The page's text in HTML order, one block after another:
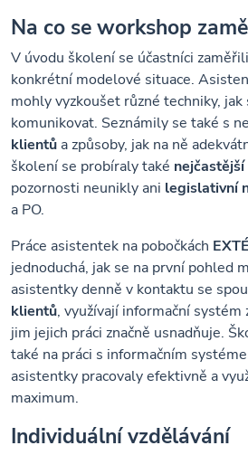
Na co se workshop
V úvodu školení se účastníci
konkrétní modelové situace.
mohly vyzkoušet různé techniky,
komunikovat. Seznámily se také s
klientů a způsoby, jak na ně
školení se probíraly také nejčastější
pozornosti neunikly ani legislativní
a PO.
Práce asistentek na pobočkách
jednoduchá, jak se na první pohled
asistentky denně v kontaktu se
klientů, využívají informační systém
jim jejich práci značně usnadňuje.
také na práci s informačním
asistentky pracovaly efektivně a
maximum.
Individuální vzdělávání